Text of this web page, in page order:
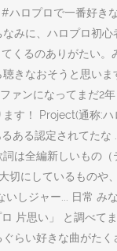
ロプロで一番好
に、ハロプロ初
るのありがたい
なおそうと思い
ァンになってまだ
！ Project(通称:
る認定されてた
は全編新しいもの
にしているもの
しジャー... 日常
片思い」 と調べ
らい好きな曲がた